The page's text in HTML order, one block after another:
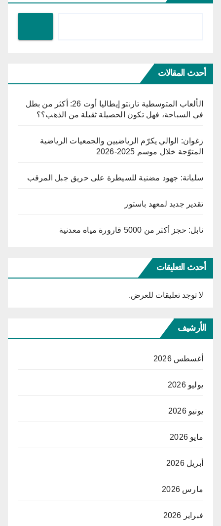
أحدث المقالات
الألعاب المتوسطية تارنتو إيطاليا أوت 26: أكثر من بطل
في السباحة، فهل تكون الحصيلة ثقيلة من الذهب؟؟
زغوان: الوالي يكرّم الرياضيين والجمعيات الرياضية
المتوّجة خلال موسم 2025-2026
سليانة: جهود مضنية للسيطرة على حريق جبل المرقب
تقدير جديد لمعهد باستور
نابل: حجز أكثر من 5000 قارورة مياه معدنية
أحدث التعليقات
لا توجد تعليقات للعرض.
الأرشيف
أغسطس 2026
يوليو 2026
يونيو 2026
مايو 2026
أبريل 2026
مارس 2026
فبراير 2026